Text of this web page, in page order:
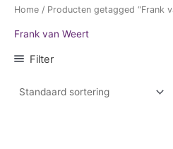
Home / Producten getagged “Frank
Frank van Weert
Filter